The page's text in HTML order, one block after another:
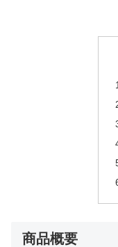
商品概要